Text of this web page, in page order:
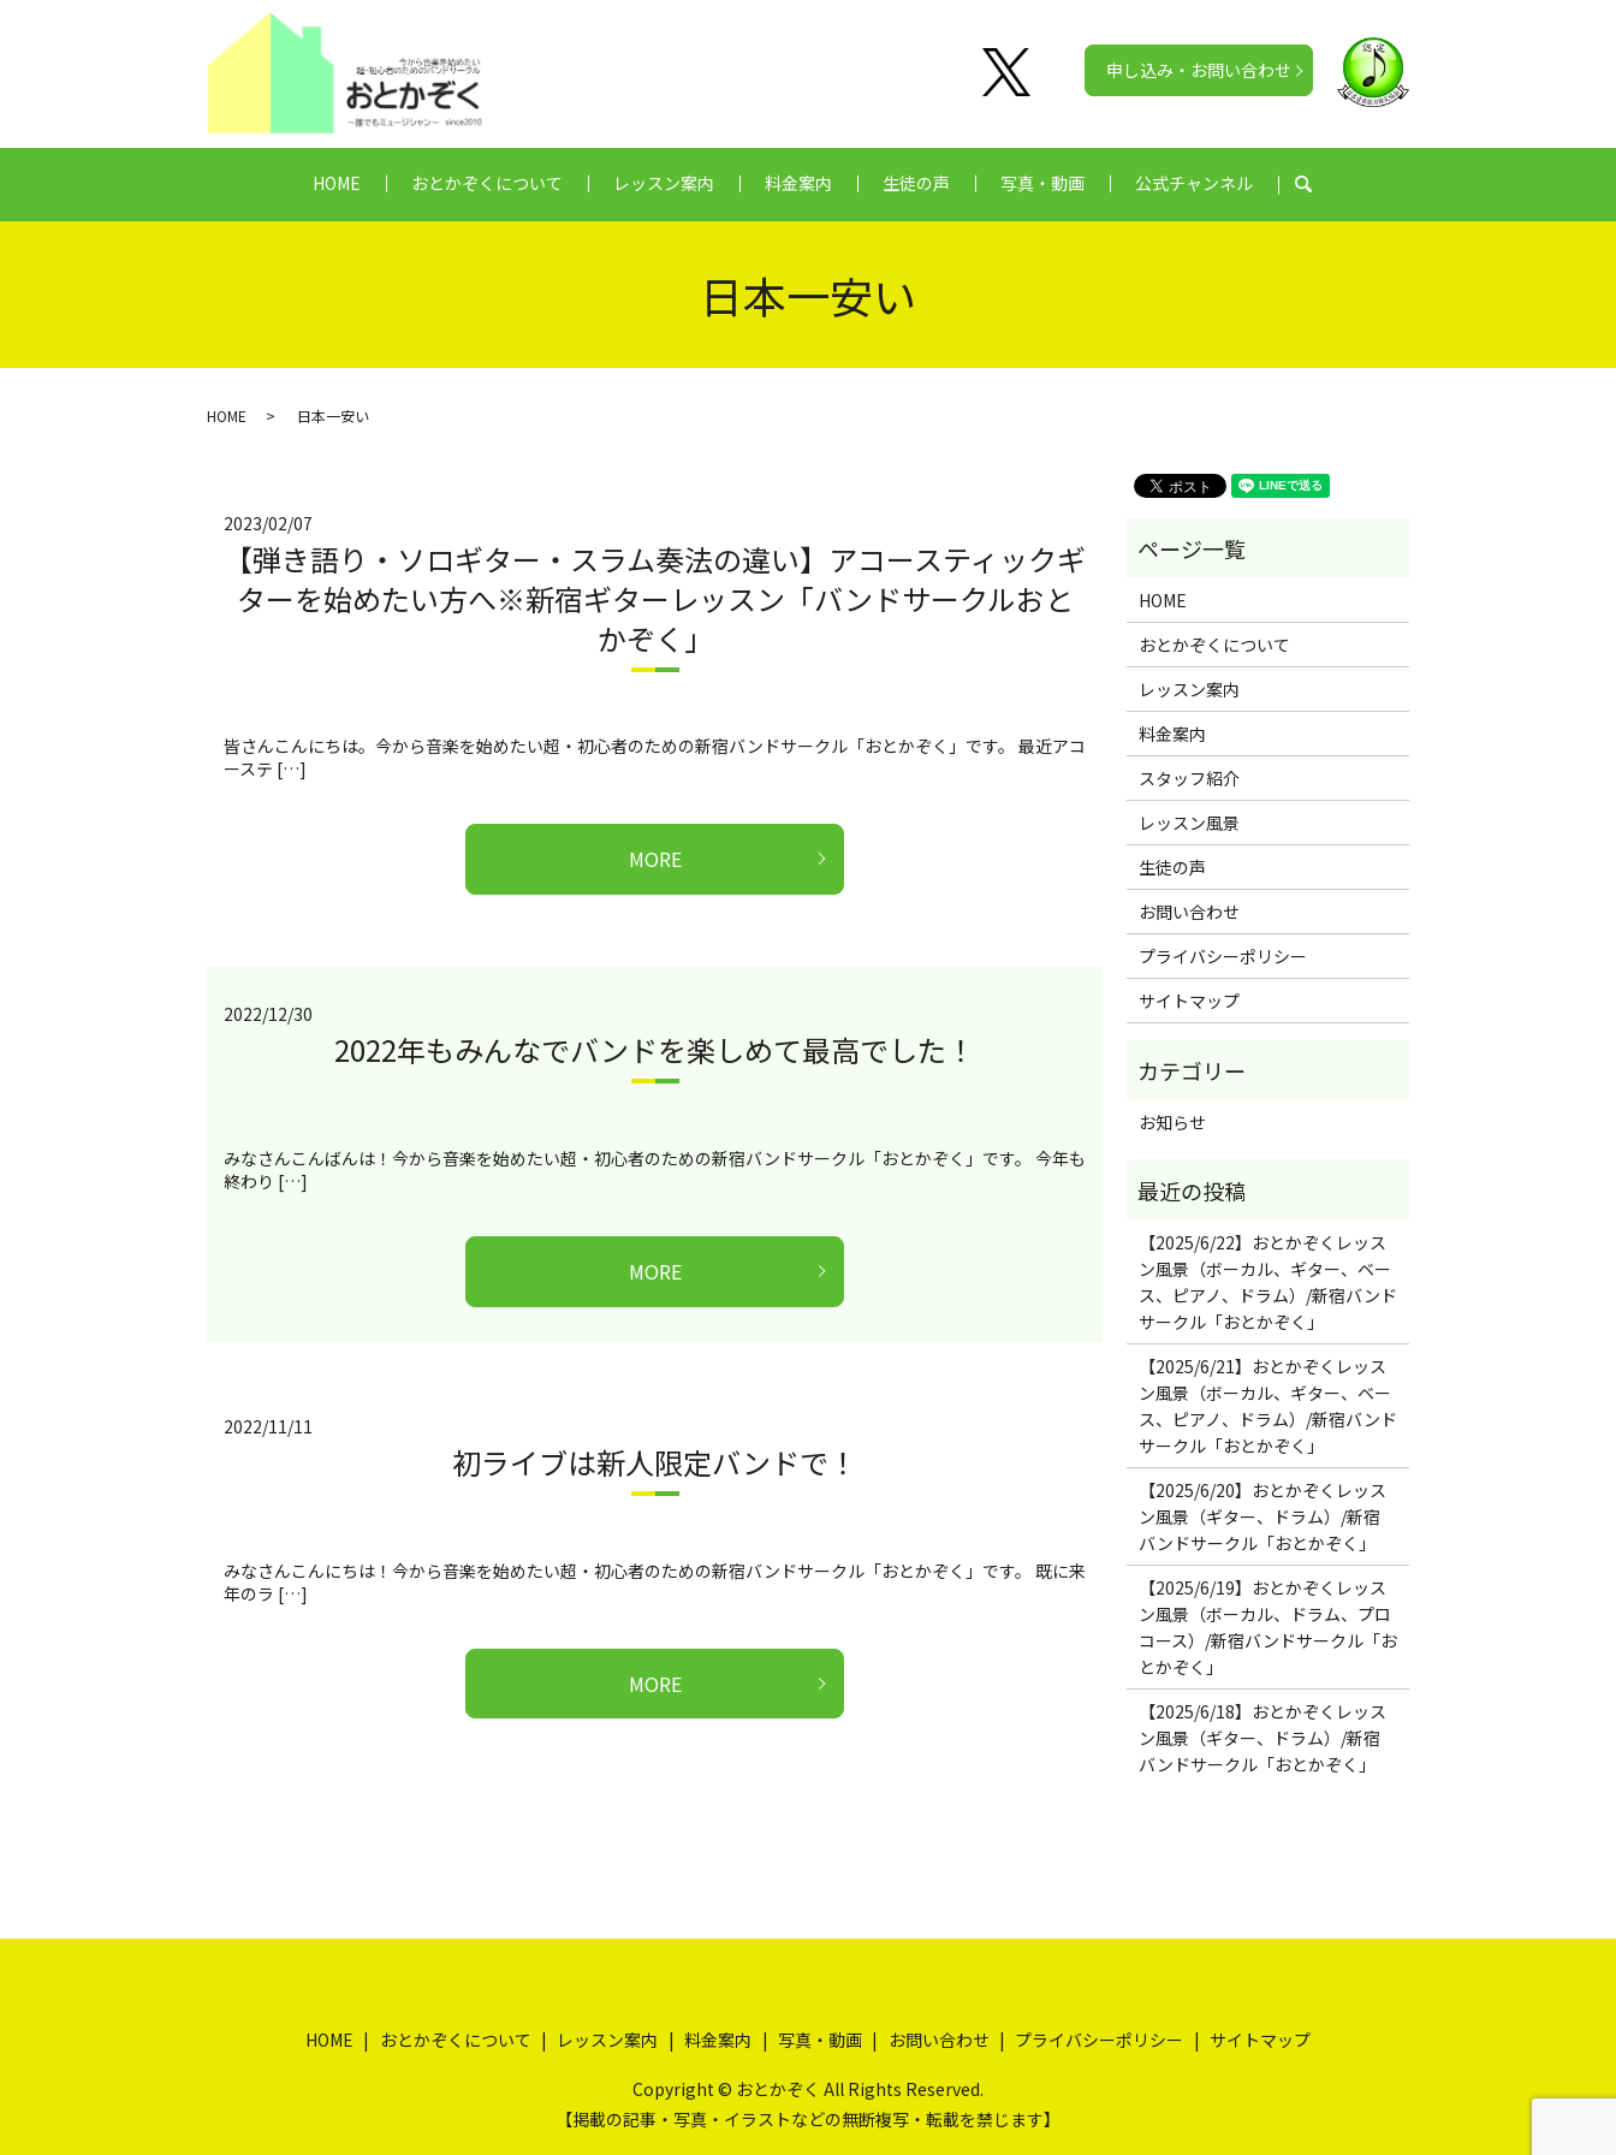
HOME おとかぞくについて レッスン案内 料金案内 生徒の声 写真・動画 公式チャンネル search
申し込み・お問い合わせ
日本一安い
HOME 日本一安い
2023/02/07
【弾き語り・ソロギター・スラム奏法の違い】アコースティックギ
ターを始めたい方へ※新宿ギターレッスン「バンドサークルおと
かぞく」
皆さんこんにちは。今から音楽を始めたい超・初心者のための新宿バンドサークル「おとかぞく」です。 最近アコ
ーステ […]
MORE
2022/12/30
2022年もみんなでバンドを楽しめて最高でした！
みなさんこんばんは！今から音楽を始めたい超・初心者のための新宿バンドサークル「おとかぞく」です。 今年も
終わり […]
MORE
2022/11/11
初ライブは新人限定バンドで！
みなさんこんにちは！今から音楽を始めたい超・初心者のための新宿バンドサークル「おとかぞく」です。 既に来
年のラ […]
MORE
HOME
おとかぞくについて
レッスン案内
料金案内
スタッフ紹介
レッスン風景
生徒の声
お問い合わせ
プライバシーポリシー
サイトマップ
お知らせ
【2025/6/22】おとかぞくレッス
ン風景（ボーカル、ギター、ベー
ス、ピアノ、ドラム）/新宿バンド
サークル「おとかぞく」
【2025/6/21】おとかぞくレッス
ン風景（ボーカル、ギター、ベー
ス、ピアノ、ドラム）/新宿バンド
サークル「おとかぞく」
【2025/6/20】おとかぞくレッス
ン風景（ギター、ドラム）/新宿
バンドサークル「おとかぞく」
【2025/6/19】おとかぞくレッス
ン風景（ボーカル、ドラム、プロ
コース）/新宿バンドサークル「お
とかぞく」
【2025/6/18】おとかぞくレッス
ン風景（ギター、ドラム）/新宿
バンドサークル「おとかぞく」
HOME おとかぞくについて レッスン案内 料金案内 写真・動画 お問い合わせ プライバシーポリシー サイトマップ
Copyright © おとかぞく All Rights Reserved.
【掲載の記事・写真・イラストなどの無断複写・転載を禁じます】